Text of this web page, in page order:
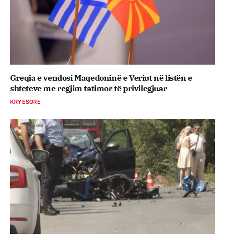
Greqia e vendosi Maqedoninë e Veriut në listën e
shteteve me regjim tatimor të privilegjuar
KRYESORE